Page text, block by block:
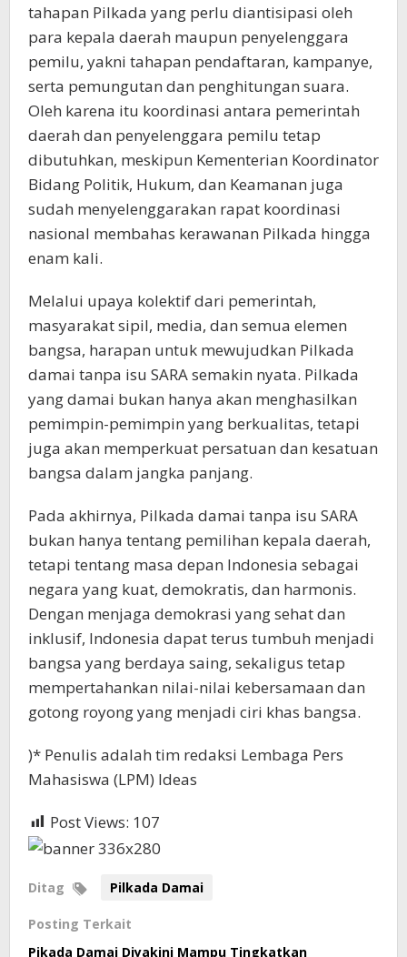
tahapan Pilkada yang perlu diantisipasi oleh
para kepala daerah maupun penyelenggara
pemilu, yakni tahapan pendaftaran, kampanye,
serta pemungutan dan penghitungan suara.
Oleh karena itu koordinasi antara pemerintah
daerah dan penyelenggara pemilu tetap
dibutuhkan, meskipun Kementerian Koordinator
Bidang Politik, Hukum, dan Keamanan juga
sudah menyelenggarakan rapat koordinasi
nasional membahas kerawanan Pilkada hingga
enam kali.
Melalui upaya kolektif dari pemerintah,
masyarakat sipil, media, dan semua elemen
bangsa, harapan untuk mewujudkan Pilkada
damai tanpa isu SARA semakin nyata. Pilkada
yang damai bukan hanya akan menghasilkan
pemimpin-pemimpin yang berkualitas, tetapi
juga akan memperkuat persatuan dan kesatuan
bangsa dalam jangka panjang.
Pada akhirnya, Pilkada damai tanpa isu SARA
bukan hanya tentang pemilihan kepala daerah,
tetapi tentang masa depan Indonesia sebagai
negara yang kuat, demokratis, dan harmonis.
Dengan menjaga demokrasi yang sehat dan
inklusif, Indonesia dapat terus tumbuh menjadi
bangsa yang berdaya saing, sekaligus tetap
mempertahankan nilai-nilai kebersamaan dan
gotong royong yang menjadi ciri khas bangsa.
)* Penulis adalah tim redaksi Lembaga Pers
Mahasiswa (LPM) Ideas
Post Views: 107
Ditag Pilkada Damai
Posting Terkait
Pikada Damai Diyakini Mampu Tingkatkan